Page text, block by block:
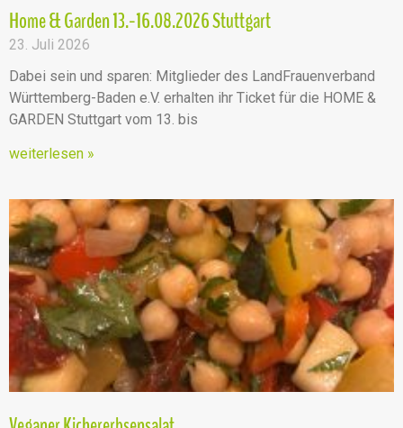
Home & Garden 13.-16.08.2026 Stuttgart
23. Juli 2026
Dabei sein und sparen: Mitglieder des LandFrauenverband
Württemberg-Baden e.V. erhalten ihr Ticket für die HOME &
GARDEN Stuttgart vom 13. bis
weiterlesen »